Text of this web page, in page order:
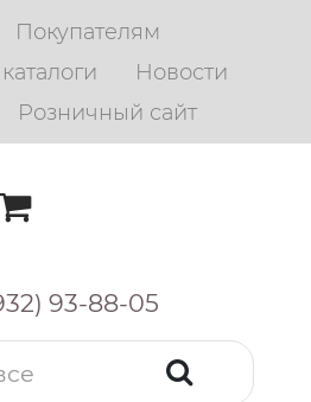
Покупателям
Новости
Розничный сайт
93-88-05